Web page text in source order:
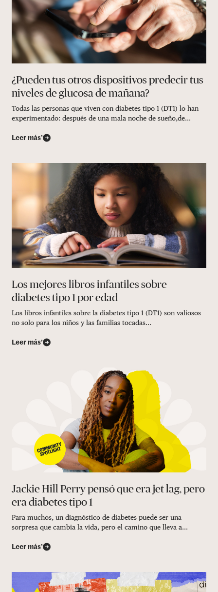
¿Pueden tus otros dispositivos predecir tus
niveles de glucosa de mañana?
Todas las personas que viven con diabetes tipo 1 (DT1) lo han
experimentado: después de una mala noche de sueño,de...
Leer más’
Los mejores libros infantiles sobre
diabetes tipo 1 por edad
Los libros infantiles sobre la diabetes tipo 1 (DT1) son valiosos
no solo para los niños y las familias tocadas...
Leer más’
Jackie Hill Perry pensó que era jet lag, pero
era diabetes tipo 1
Para muchos, un diagnóstico de diabetes puede ser una
sorpresa que cambia la vida, pero el camino que lleva a...
Leer más’